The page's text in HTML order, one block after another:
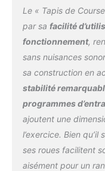
Le « Tapis de
par sa facilité
fonctionnement,
sans nuisances
sa construction en
stabilité
programmes
ajoutent une
l’exercice. Bien
ses roues facilitent
aisément pour un